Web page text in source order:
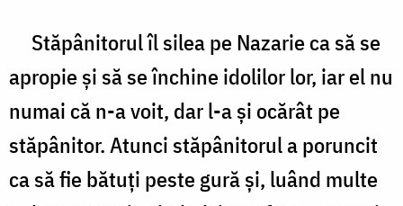
Stăpânitorul îl silea pe Nazarie ca să se
apropie şi să se închine idolilor lor, iar el nu
numai că n-a voit, dar l-a şi ocărât pe
stăpânitor. Atunci stăpânitorul a poruncit
ca să fie bătuţi peste gură şi, luând multe